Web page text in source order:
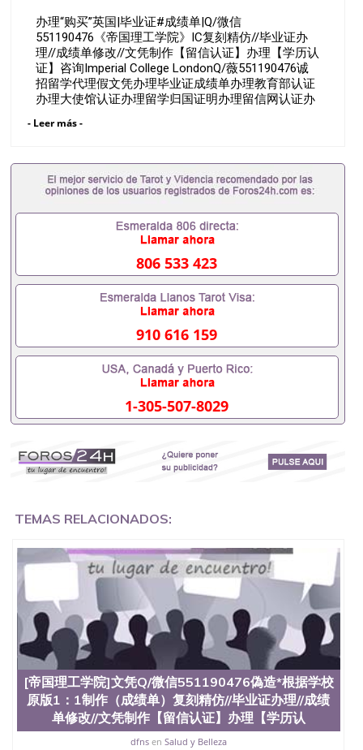
证】办理【学历认证】
办理“购买”英国|毕业证#成绩单|Q/微信
551190476《帝国理工学院》IC复刻精仿//毕业证办
理//成绩单修改//文凭制作【留信认证】办理【学历认
证】咨询Imperial College LondonQ/薇551190476诚
招留学代理假文凭办理毕业证成绩单办理教育部认证
办理大使馆认证办理留学归国证明办理留信网认证办
办理学位证书办理美国文凭办理澳洲文凭办理英国文
1、毕业证+成绩单+留学回国人员证明+教育部认证,
录取通知书，雅思。（全套留学回国必备证明材料，
给父母及亲朋好友一份完美交代）； 2、雅思、托
请学校、转学，甚至是申请工签都可以用到）。 注：
上述材料，随时都可以安排办理，毕业证成绩单，学
排。 国内找工作假的毕业证可以用吗551190476假的
毕业证成绩单可以办学历认证吗551190476要定居国
外需要办理什么材料551190476入职事业单位/国企假
的毕业证会查吗551190476入职国企/事业单位需要些
什么材料551190476办理假毕业证在国内能用吗, 挂科
拿不到毕业证怎么办, 毕业证丢了怎么办, 没有正常毕
业怎么办理毕业证,没毕业可以办学历认证吗,您是否
因为中途辍学、挂科而没有正常毕业551190476您是
否因为递交材料不齐而被拒之门外551190476您是否
因没正常毕业而导致回国得不到教育部认证在校挂科
了不想读了,成绩不理想毕不了业怎么办551190476找
551190476如何办理本科/硕士毕业证551190476网上
买文凭可靠吗551190476哪里可以买国外文凭
证551190476哪里可以制作美国毕业证551190476哪
买假毕业证551190476哪里可以办理加拿大毕业证
551190476申请学校办理假的毕业证成绩单可以吗
551190476哪里可以办理水印成绩单551190476哪里
可以修改成绩单GPA分数551190476假毕业证能查出
来吗551190476假文凭网上能查到吗551190476 如何
拿到国外毕业证QQ微信551190476办假大学毕业证
QQ微信551190476国外毕业证去哪认证QQ微信
551190476找毕业证封皮QQ微信551190476国外毕业
证外壳定制QQ微信551190476快速代办国外毕业证
QQ微信551190476快速拿到国外文凭QQ微信
551190476国外留学文凭认证QQ微信551190476国外
文凭回国认证QQ微信551190476泰国文凭办理QQ微
信551190476法国留学回国证明QQ微信551190476 国
外烫金照片QQ微信551190476外国文凭在中国有用吗
- Leer más -
806 533 423
910 616 159
1-305-507-8029
TEMAS RELACIONADOS:
[帝国理工学院]文凭Q/微信551190476偽造*根据学校
原版1：1制作（成绩单）复刻精仿//毕业证办理//成绩
单修改//文凭制作【留信认证】办理【学历认
dfnsen Salud y Belleza